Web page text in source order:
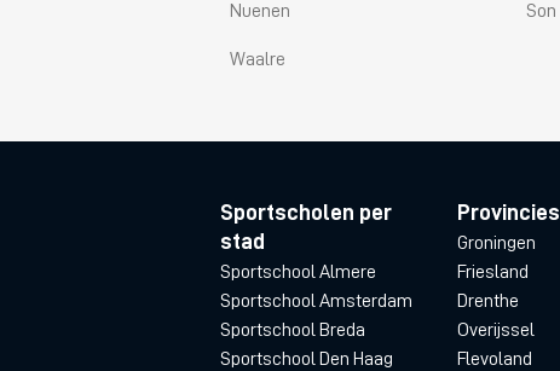
Nuenen Son
Waalre
Sportscholen per
stad
Sportschool Almere
Sportschool Amsterdam
Sportschool Breda
Sportschool Den Haag
Provincies
Groningen
Friesland
Drenthe
Overijssel
Flevoland